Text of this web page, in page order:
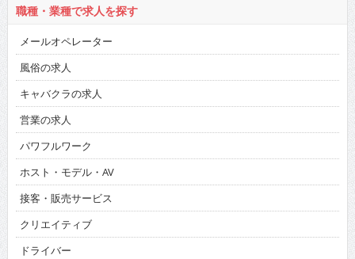
職種・業種で求人を探す
メールオペレーター
風俗の求人
キャバクラの求人
営業の求人
パワフルワーク
ホスト・モデル・AV
接客・販売サービス
クリエイティブ
ドライバー